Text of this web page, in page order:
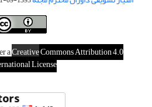
aCreativeCommons Attribution 4.0
License